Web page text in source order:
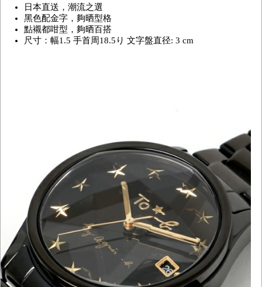
日本直送，潮流之選
黑色配金字，夠晒型格
點襯都咁型，夠晒百搭
尺寸：幅1.5 手首周18.5り 文字盤直径: 3 cm